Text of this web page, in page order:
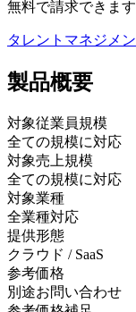
無料で請求できます
タレントマネジメ
製品概要
対象従業員規模
全ての規模に対応
対象売上規模
全ての規模に対応
対象業種
全業種対応
提供形態
クラウド / SaaS
参考価格
別途お問い合わせ